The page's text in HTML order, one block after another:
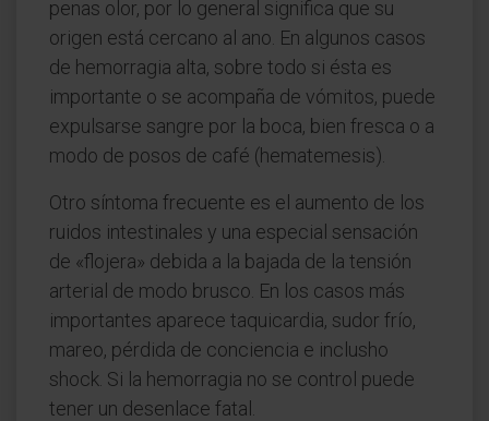
penas olor, por lo general significa que su
origen está cercano al ano. En algunos casos
de hemorragia alta, sobre todo si ésta es
importante o se acompaña de vómitos, puede
expulsarse sangre por la boca, bien fresca o a
modo de posos de café (hematemesis).
Otro síntoma frecuente es el aumento de los
ruidos intestinales y una especial sensación
de «flojera» debida a la bajada de la tensión
arterial de modo brusco. En los casos más
importantes aparece taquicardia, sudor frío,
mareo, pérdida de conciencia e inclusho
shock. Si la hemorragia no se control puede
tener un desenlace fatal.